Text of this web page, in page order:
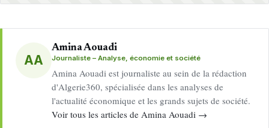
AA
Amina Aouadi
Journaliste – Analyse, économie et société
Amina Aouadi est journaliste au sein de la rédaction
d'Algerie360, spécialisée dans les analyses de
l'actualité économique et les grands sujets de société.
Voir tous les articles de Amina Aouadi →